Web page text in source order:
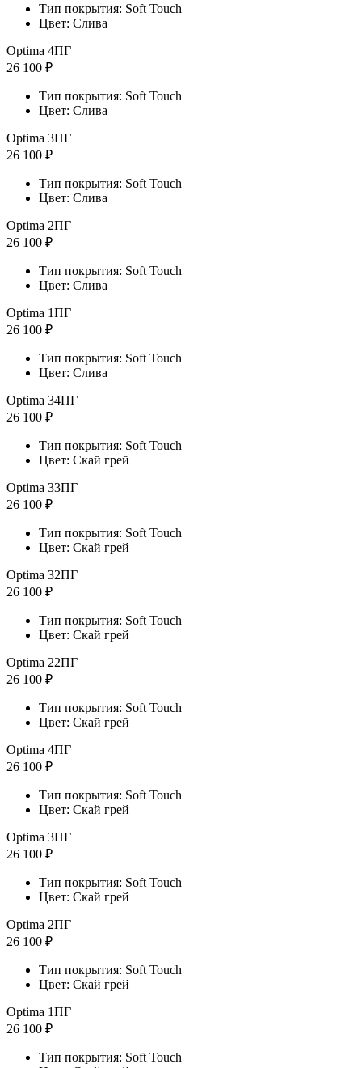
Тип покрытия: Soft Touch
Цвет: Слива
Optima 4ПГ
26 100 ₽
Тип покрытия: Soft Touch
Цвет: Слива
Optima 3ПГ
26 100 ₽
Тип покрытия: Soft Touch
Цвет: Слива
Optima 2ПГ
26 100 ₽
Тип покрытия: Soft Touch
Цвет: Слива
Optima 1ПГ
26 100 ₽
Тип покрытия: Soft Touch
Цвет: Слива
Optima 34ПГ
26 100 ₽
Тип покрытия: Soft Touch
Цвет: Скай грей
Optima 33ПГ
26 100 ₽
Тип покрытия: Soft Touch
Цвет: Скай грей
Optima 32ПГ
26 100 ₽
Тип покрытия: Soft Touch
Цвет: Скай грей
Optima 22ПГ
26 100 ₽
Тип покрытия: Soft Touch
Цвет: Скай грей
Optima 4ПГ
26 100 ₽
Тип покрытия: Soft Touch
Цвет: Скай грей
Optima 3ПГ
26 100 ₽
Тип покрытия: Soft Touch
Цвет: Скай грей
Optima 2ПГ
26 100 ₽
Тип покрытия: Soft Touch
Цвет: Скай грей
Optima 1ПГ
26 100 ₽
Тип покрытия: Soft Touch